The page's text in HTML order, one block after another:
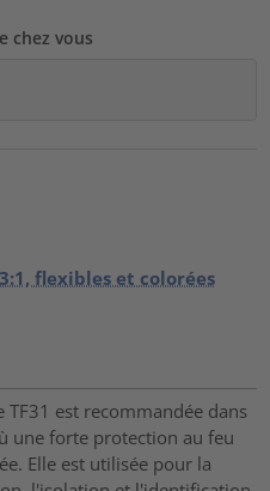
chez vous
flexibles et colorées
TF31 est recommandée dans
une forte protection au feu
Elle est utilisée pour la